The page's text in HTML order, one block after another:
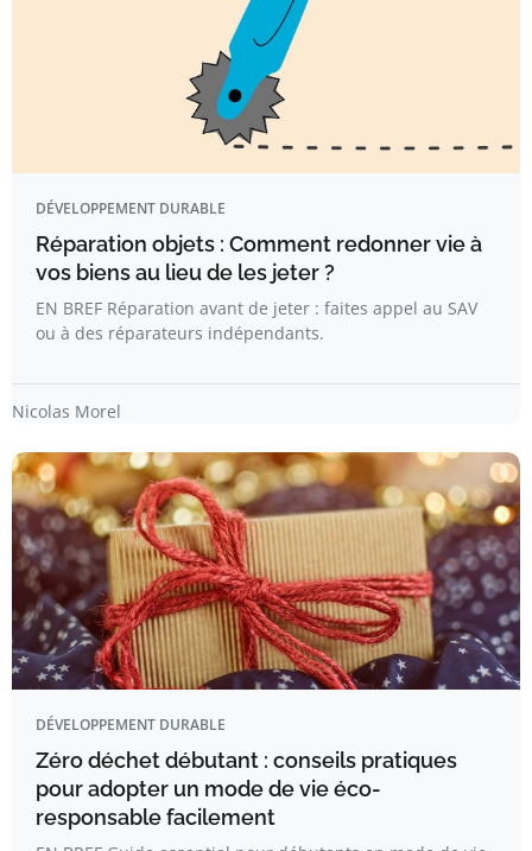
DÉVELOPPEMENT DURABLE
Réparation objets : Comment redonner vie à
vos biens au lieu de les jeter ?
EN BREF Réparation avant de jeter : faites appel au SAV
ou à des réparateurs indépendants.
Nicolas Morel
DÉVELOPPEMENT DURABLE
Zéro déchet débutant : conseils pratiques
pour adopter un mode de vie éco-
responsable facilement